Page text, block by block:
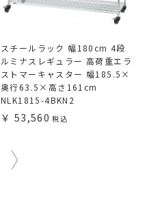
スチールラック 幅180cm 4段
ルミナスレギュラー 高荷重エラ
ストマーキャスター 幅185.5×
奥行63.5×高さ161cm
NLK1815-4BKN2
53,560